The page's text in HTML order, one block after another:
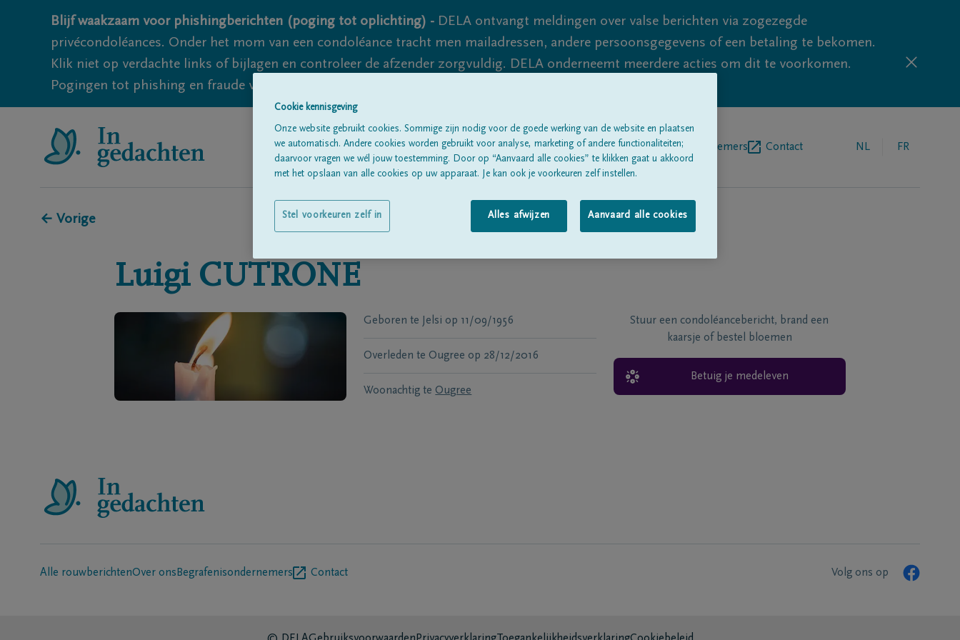
Blijf waakzaam voor phishingberichten (poging tot oplichting) - DELA ontvangt meldingen over valse berichten via zogezegde
privécondoléances. Onder het mom van een condoléance tracht men mailadressen, andere persoonsgegevens of een betaling te bekomen.
Klik niet op verdachte links of bijlagen en controleer de afzender zorgvuldig. DELA onderneemt meerdere acties om dit te voorkomen.
Pogingen tot phishing en fraude vallen echter nooit volledig uit te sluiten, dus blijf waakzaam.
Alle rouwberichten Over onsBegrafenisondernemers Contact NL FR
← Vorige
Luigi CUTRONE
Geboren te Jelsi op 11/09/1956
Overleden te Ougree op 28/12/2016
Woonachtig te Ougree
Stuur een condoléancebericht, brand een
kaarsje of bestel bloemen
Betuig je medeleven
Alle rouwberichtenOver ons Begrafenisondernemers Contact Volg ons op
Cookie kennisgeving
Onze website gebruikt cookies. Sommige zijn nodig voor de goede werking van de website en plaatsen
we automatisch. Andere cookies worden gebruikt voor analyse, marketing of andere functionaliteiten;
daarvoor vragen we wél jouw toestemming. Door op “Aanvaard alle cookies” te klikken gaat u akkoord
met het opslaan van alle cookies op uw apparaat. Je kan ook je voorkeuren zelf instellen.
Alles afwijzen Aanvaard alle cookies
Stel voorkeuren zelf in